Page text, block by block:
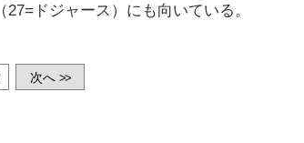
（27=ドジャース）にも向いている。
次へ >>